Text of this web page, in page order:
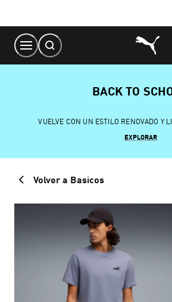
Content
BACK TO
VUELVE CON UN ESTILO RENOVADO Y
EXPLORAR
Volver a Basicos